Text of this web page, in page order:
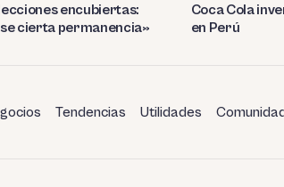
encubiertas:
cierta permanencia»
Coca Cola
en Perú
Tendencias Utilidades